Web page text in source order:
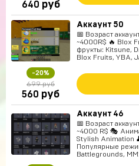
640 руб
Аккаунт 50
📅 Возраст
~4000R$ 🔥 Blox
фрукты: Kitsune,
Blox Fruits, YBA,
-20%
699 руб
560 руб
Аккаунт 46
📅 Возраст
~4000 R$ 🎭
Stylish Animation
Популярные
Battlegrounds,